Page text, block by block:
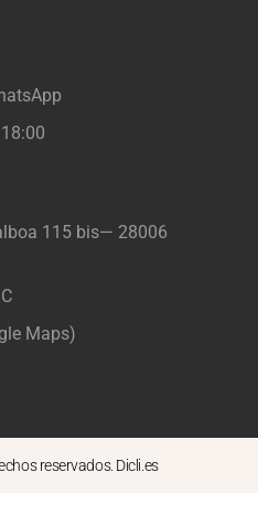
115 bis— 28006
Maps)
reservados. Dicli.es